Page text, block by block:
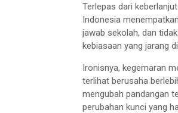
Terlepas dari
Indonesia
jawab sekolah, dan
kebiasaan yang jarang
Ironisnya, kegemaran
terlihat berusaha
mengubah pandangan
perubahan kunci yang